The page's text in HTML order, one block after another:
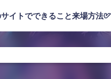
イトでできること来場方法